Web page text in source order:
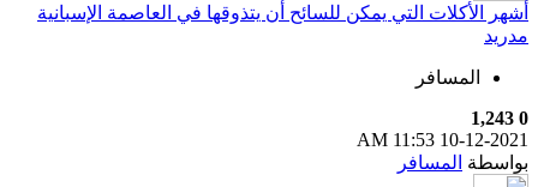
أشهر الأكلات التي يمكن للسائح أن يتذوقها في العاصمة الإسبانية
مدريد
المسافر
0
1,243
10-12-2021
11:53 AM
بواسطة المسافر